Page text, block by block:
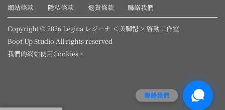
網站條款 隱私條款 退貨條款 聯絡我們
Copyright © 2026 Legina レジーナ ＜美脚幇＞ 啓動工作室
Boot Up Studio All rights reserved
我們的網站使用Cookies 。
聯絡我們